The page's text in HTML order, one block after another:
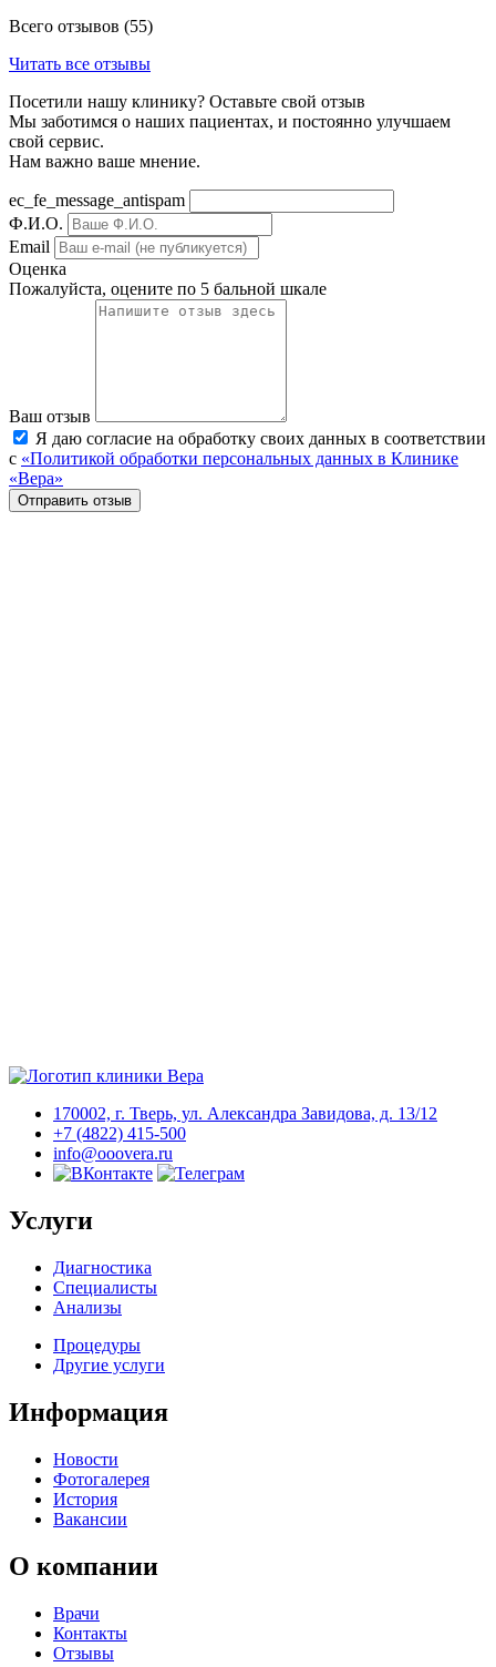
Всего отзывов (55)
Читать все отзывы
Посетили нашу клинику? Оставьте свой отзыв
Мы заботимся о наших пациентах, и постоянно улучшаем
свой сервис.
Нам важно ваше мнение.
ec_fe_message_antispam
Ф.И.О.
Email
Оценка
Пожалуйста, оцените по 5 бальной шкале
Ваш отзыв
Я даю согласие на обработку своих данных в соответствии
с «Политикой обработки персональных данных в Клинике
«Вера»
170002, г. Тверь, ул. Александра Завидова, д. 13/12
+7 (4822) 415-500
info@ooovera.ru
Услуги
Диагностика
Специалисты
Анализы
Процедуры
Другие услуги
Информация
Новости
Фотогалерея
История
Вакансии
О компании
Врачи
Контакты
Отзывы